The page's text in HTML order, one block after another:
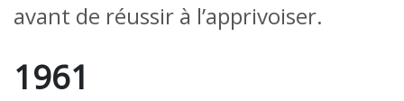
avant de réussir à l’apprivoiser.
1961